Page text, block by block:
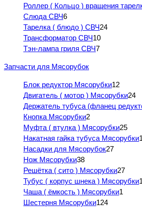
Роллер ( Кольцо ) вращения
Слюда СВЧ6
Тарелка ( блюдо ) СВЧ24
Трансформатор СВЧ10
Тэн-лампа гриля СВЧ7
Запчасти для Мясорубок
Блок редуктор Мясорубки12
Двигатель ( мотор ) Мясорубки24
Держатель тубуса (фланец
Кнопка Мясорубки2
Муфта ( втулка ) Мясорубки25
Накатная гайка тубуса Мясорубки
Насадки для Мясорубок27
Нож Мясорубки38
Решётка ( сито ) Мясорубки27
Тубус ( корпус шнека ) Мясорубки
Чаша ( ёмкость ) Мясорубки1
Шестерня Мясорубки124